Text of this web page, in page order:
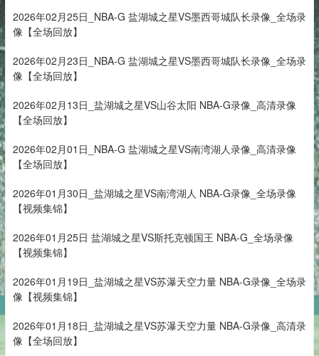
2026年02月25日_NBA-G 盐湖城之星VS墨西哥城队长录像_全场录
像【全场回放】
2026年02月23日_NBA-G 盐湖城之星VS墨西哥城队长录像_全场录
像【全场回放】
2026年02月13日_盐湖城之星VS山谷太阳 NBA-G录像_高清录像
【全场回放】
2026年02月01日_NBA-G 盐湖城之星VS南湾湖人录像_高清录像
【全场回放】
2026年01月30日_盐湖城之星VS南湾湖人 NBA-G录像_全场录像
【视频集锦】
2026年01月25日 盐湖城之星VS斯托克顿国王 NBA-G_全场录像
【视频集锦】
2026年01月19日_盐湖城之星VS苏瀑天空力量 NBA-G录像_全场录
像【视频集锦】
2026年01月18日_盐湖城之星VS苏瀑天空力量 NBA-G录像_高清录
像【全场回放】